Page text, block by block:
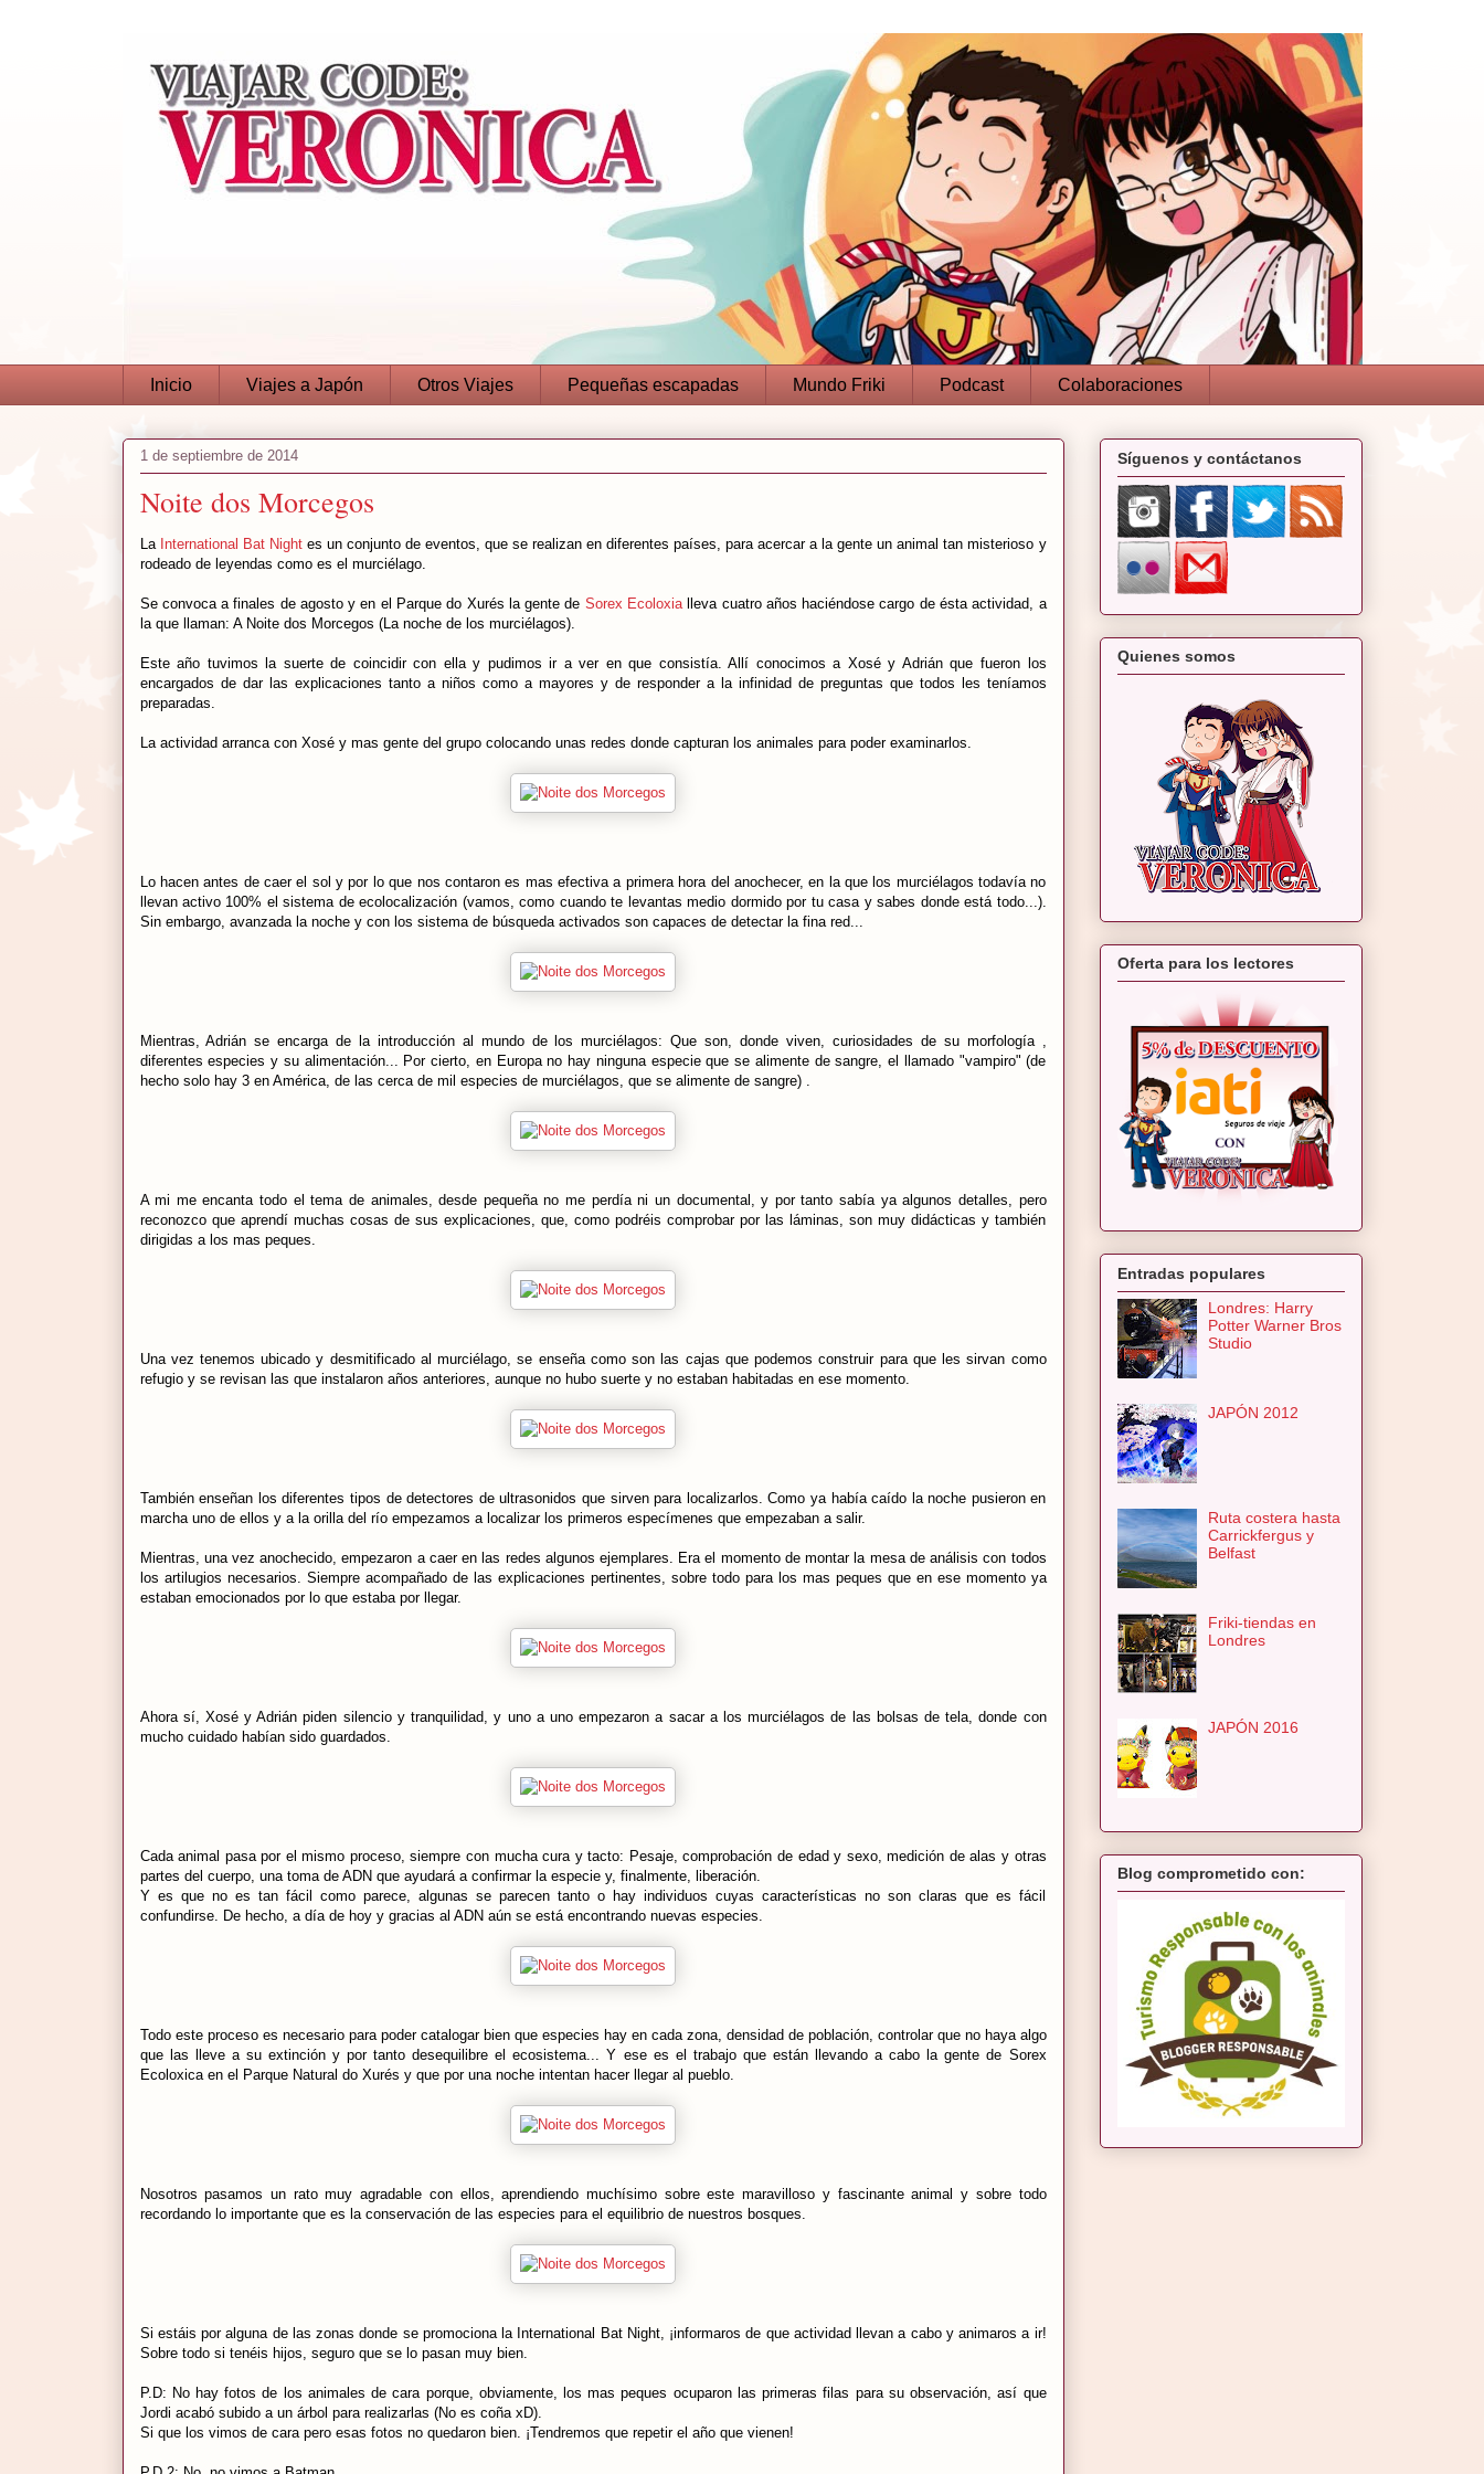
Inicio Viajes a Japón Otros Viajes Pequeñas escapadas Mundo Friki Podcast Colaboraciones
1 de septiembre de 2014
Noite dos Morcegos
La International Bat Nightes un conjunto de eventos, que se realizan en diferentes países, para acercar a la gente un animal tan misterioso y
rodeado de leyendas como es el murciélago.
Se convoca a finales de agosto y en el Parque do Xurés la gente de Sorex Ecoloxialleva cuatro años haciéndose cargo de ésta actividad, a
la que llaman: A Noite dos Morcegos (La noche de los murciélagos).
Este año tuvimos la suerte de coincidir con ella y pudimos ir a ver en que consistía. Allí conocimos a Xosé y Adrián que fueron los
encargados de dar las explicaciones tanto a niños como a mayores y de responder a la infinidad de preguntas que todos les teníamos
preparadas.
La actividad arranca con Xosé y mas gente del grupo colocando unas redes donde capturan los animales para poder examinarlos.
Lo hacen antes de caer el sol y por lo que nos contaron es mas efectiva a primera hora del anochecer, en la que los murciélagos todavía no
llevan activo 100% el sistema de ecolocalización (vamos, como cuando te levantas medio dormido por tu casa y sabes donde está todo...).
Sin embargo, avanzada la noche y con los sistema de búsqueda activados son capaces de detectar la fina red...
Mientras, Adrián se encarga de la introducción al mundo de los murciélagos: Que son, donde viven, curiosidades de su morfología ,
diferentes especies y su alimentación... Por cierto, en Europa no hay ninguna especie que se alimente de sangre, el llamado "vampiro" (de
hecho solo hay 3 en América, de las cerca de mil especies de murciélagos, que se alimente de sangre) .
A mi me encanta todo el tema de animales, desde pequeña no me perdía ni un documental, y por tanto sabía ya algunos detalles, pero
reconozco que aprendí muchas cosas de sus explicaciones, que, como podréis comprobar por las láminas, son muy didácticas y también
dirigidas a los mas peques.
Una vez tenemos ubicado y desmitificado al murciélago, se enseña como son las cajas que podemos construir para que les sirvan como
refugio y se revisan las que instalaron años anteriores, aunque no hubo suerte y no estaban habitadas en ese momento.
También enseñan los diferentes tipos de detectores de ultrasonidos que sirven para localizarlos. Como ya había caído la noche pusieron en
marcha uno de ellos y a la orilla del río empezamos a localizar los primeros especímenes que empezaban a salir.
Mientras, una vez anochecido, empezaron a caer en las redes algunos ejemplares. Era el momento de montar la mesa de análisis con todos
los artilugios necesarios. Siempre acompañado de las explicaciones pertinentes, sobre todo para los mas peques que en ese momento ya
estaban emocionados por lo que estaba por llegar.
Ahora sí, Xosé y Adrián piden silencio y tranquilidad, y uno a uno empezaron a sacar a los murciélagos de las bolsas de tela, donde con
mucho cuidado habían sido guardados.
Cada animal pasa por el mismo proceso, siempre con mucha cura y tacto: Pesaje, comprobación de edad y sexo, medición de alas y otras
partes del cuerpo, una toma de ADN que ayudará a confirmar la especie y, finalmente, liberación.
Y es que no es tan fácil como parece, algunas se parecen tanto o hay individuos cuyas características no son claras que es fácil
confundirse. De hecho, a día de hoy y gracias al ADN aún se está encontrando nuevas especies.
Todo este proceso es necesario para poder catalogar bien que especies hay en cada zona, densidad de población, controlar que no haya algo
que las lleve a su extinción y por tanto desequilibre el ecosistema... Y ese es el trabajo que están llevando a cabo la gente de Sorex
Ecoloxica en el Parque Natural do Xurés y que por una noche intentan hacer llegar al pueblo.
Nosotros pasamos un rato muy agradable con ellos, aprendiendo muchísimo sobre este maravilloso y fascinante animal y sobre todo
recordando lo importante que es la conservación de las especies para el equilibrio de nuestros bosques.
Si estáis por alguna de las zonas donde se promociona la International Bat Night, ¡informaros de que actividad llevan a cabo y animaros a ir!
Sobre todo si tenéis hijos, seguro que se lo pasan muy bien.
P.D: No hay fotos de los animales de cara porque, obviamente, los mas peques ocuparon las primeras filas para su observación, así que
Jordi acabó subido a un árbol para realizarlas (No es coña xD).
Si que los vimos de cara pero esas fotos no quedaron bien. ¡Tendremos que repetir el año que vienen!
Síguenos y contáctanos
Quienes somos
Oferta para los lectores
Entradas populares
Londres: Harry
Potter Warner Bros
Studio
JAPÓN 2012
Ruta costera hasta
Carrickfergus y
Belfast
Friki-tiendas en
Londres
JAPÓN 2016
Blog comprometido con: